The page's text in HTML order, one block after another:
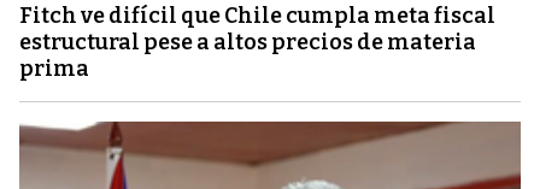
Fitch ve difícil que Chile cumpla meta fiscal
estructural pese a altos precios de materia
prima